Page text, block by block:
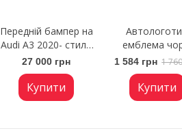
Передній бампер на
Audi A3 2020- стиль
RS3
27 000 грн
Купити
емблема
кільця Audi
(8Y) 2020-
Edition на
багажник
1 584 грн 1
Купити